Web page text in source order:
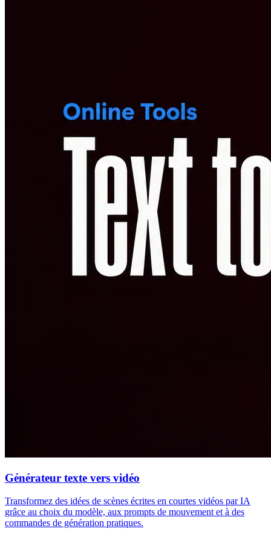
Générateur texte vers vidéo
Transformez des idées de scènes écrites en courtes vidéos par IA
grâce au choix du modèle, aux prompts de mouvement et à des
commandes de génération pratiques.